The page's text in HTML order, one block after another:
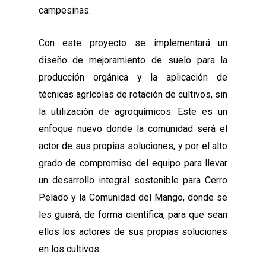
campesinas.
Con este proyecto se implementará un
diseño de mejoramiento de suelo para la
producción orgánica y la aplicación de
técnicas agrícolas de rotación de cultivos, sin
la utilización de agroquímicos. Este es un
enfoque nuevo donde la comunidad será el
actor de sus propias soluciones, y por el alto
grado de compromiso del equipo para llevar
un desarrollo integral sostenible para Cerro
Pelado y la Comunidad del Mango, donde se
les guiará, de forma científica, para que sean
ellos los actores de sus propias soluciones
en los cultivos.